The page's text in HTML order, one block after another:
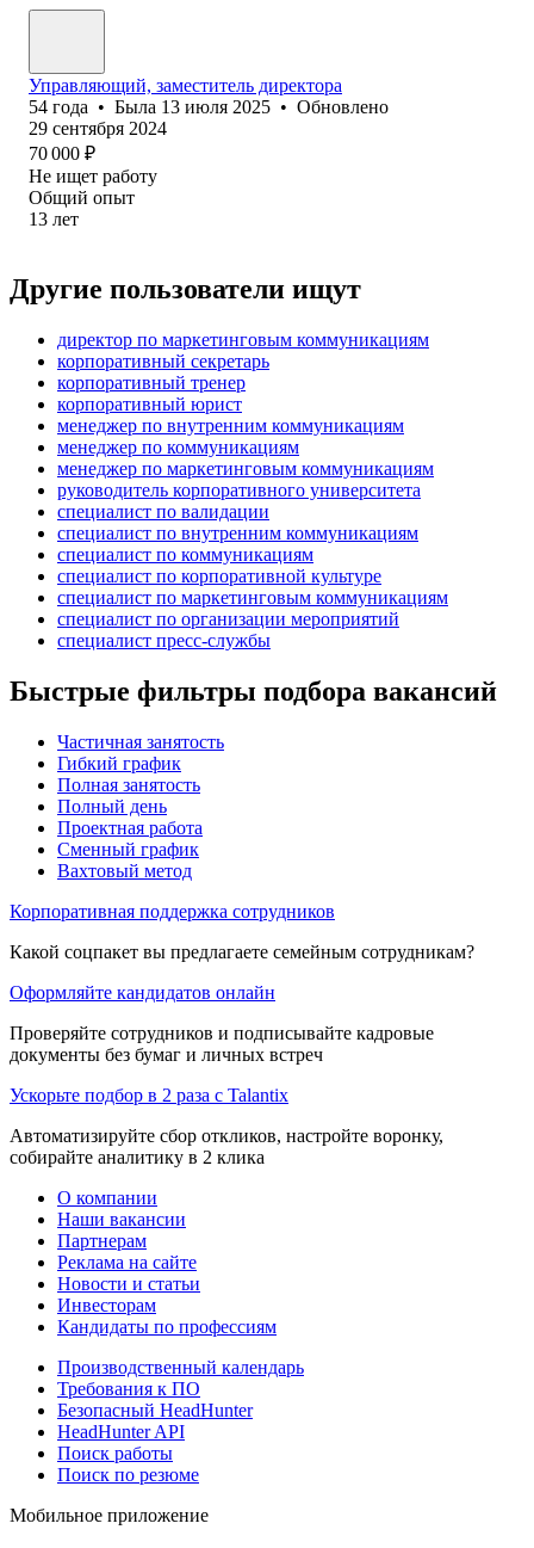
Управляющий, заместитель директора
54 года • Была 13 июля 2025 • Обновлено
29 сентября 2024
70 000 ₽
Не ищет работу
Общий опыт
13 лет
Другие пользователи ищут
директор по маркетинговым коммуникациям
корпоративный секретарь
корпоративный тренер
корпоративный юрист
менеджер по внутренним коммуникациям
менеджер по коммуникациям
менеджер по маркетинговым коммуникациям
руководитель корпоративного университета
специалист по валидации
специалист по внутренним коммуникациям
специалист по коммуникациям
специалист по корпоративной культуре
специалист по маркетинговым коммуникациям
специалист по организации мероприятий
специалист пресс-службы
Быстрые фильтры подбора вакансий
Частичная занятость
Гибкий график
Полная занятость
Полный день
Проектная работа
Сменный график
Вахтовый метод
Корпоративная поддержка сотрудников
Какой соцпакет вы предлагаете семейным сотрудникам?
Оформляйте кандидатов онлайн
Проверяйте сотрудников и подписывайте кадровые
документы без бумаг и личных встреч
Ускорьте подбор в 2 раза с Talantix
Автоматизируйте сбор откликов, настройте воронку,
собирайте аналитику в 2 клика
О компании
Наши вакансии
Партнерам
Реклама на сайте
Новости и статьи
Инвесторам
Кандидаты по профессиям
Производственный календарь
Требования к ПО
Безопасный HeadHunter
HeadHunter API
Поиск работы
Поиск по резюме
Мобильное приложение